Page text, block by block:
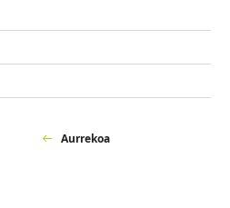
Aurrekoa